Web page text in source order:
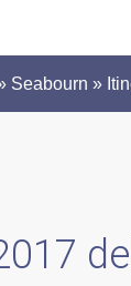
Seabourn »